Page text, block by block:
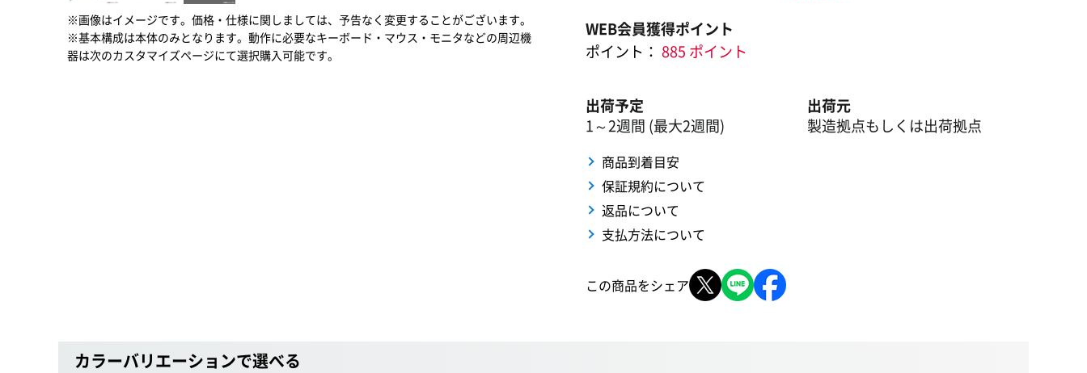
※画像はイメージです。価格・仕様に関しましては、予告なく変更することがございます。
※基本構成は本体のみとなります。動作に必要なキーボード・マウス・モニタなどの周辺機
器は次のカスタマイズページにて選択購入可能です。
WEB会員獲得ポイント
ポイント： 885 ポイント
出荷予定
1～2週間 (最大2週間)
出荷元
製造拠点もしくは出荷拠点
商品到着目安
保証規約について
返品について
支払方法について
この商品をシェア
カラーバリエーションで選べる